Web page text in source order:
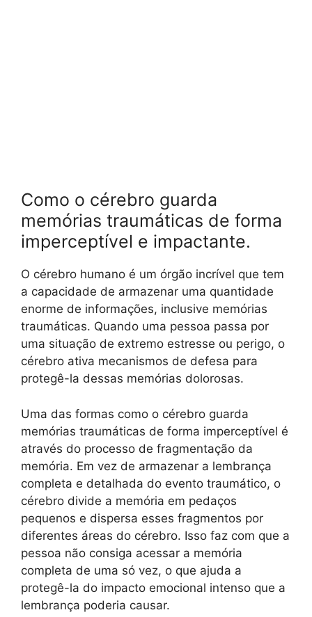
Como o cérebro guarda
memórias traumáticas de forma
imperceptível e impactante.
O cérebro humano é um órgão incrível que tem
a capacidade de armazenar uma quantidade
enorme de informações, inclusive memórias
traumáticas. Quando uma pessoa passa por
uma situação de extremo estresse ou perigo, o
cérebro ativa mecanismos de defesa para
protegê-la dessas memórias dolorosas.
Uma das formas como o cérebro guarda
memórias traumáticas de forma imperceptível é
através do processo de fragmentação da
memória. Em vez de armazenar a lembrança
completa e detalhada do evento traumático, o
cérebro divide a memória em pedaços
pequenos e dispersa esses fragmentos por
diferentes áreas do cérebro. Isso faz com que a
pessoa não consiga acessar a memória
completa de uma só vez, o que ajuda a
protegê-la do impacto emocional intenso que a
lembrança poderia causar.